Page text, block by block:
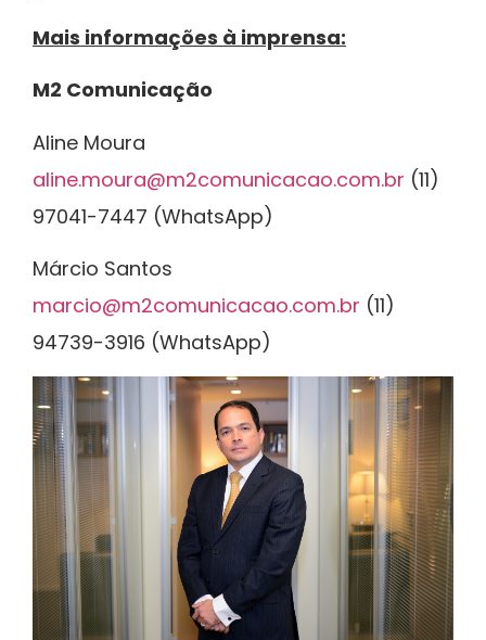
Mais informações à imprensa:
M2 Comunicação
Aline Moura
aline.moura@m2comunicacao.com.br (11)
97041-7447 (WhatsApp)
Márcio Santos
marcio@m2comunicacao.com.br (11)
94739-3916 (WhatsApp)